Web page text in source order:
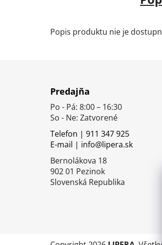
Popis produktu nie je
Predajňa
Po - Pá: 8:00 – 16:30
So - Ne: Zatvorené
Telefon | 911 347 925
E-mail | info@lipera.sk
Bernolákova 18
902 01 Pezinok
Slovenská Republika